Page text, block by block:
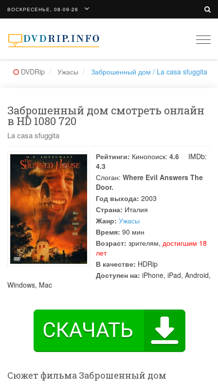
ВОСКРЕСЕНЬЕ, 08-09-26
DVDRip Ужасы Заброшенный дом / La casa sfuggita
Заброшенный дом смотреть онлайн
в HD 1080 720
La casa sfuggita
Рейтинги: Кинопоиск: 4.6
IMDb:
4.3
Слоган: Where Evil Answers The
Door.
Год выхода: 2003
Страна: Италия
Жанр: Ужасы
Время: 90 мин
Возраст: зрителям, достигшим 18
лет
В качестве: HDRip
Доступен на: iPhone, iPad, Android,
Windows, Mac
Сюжет фильма Заброшенный дом